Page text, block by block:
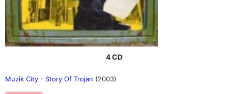
4 CD
Muzik City - Story Of Trojan (2003)